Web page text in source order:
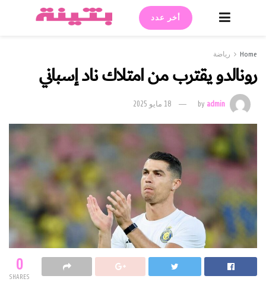
أخر عدد
Home رياضة
رونالدو يقترب من امتلاك ناد إسباني
byadmin 18 مايو 2025
0
SHARES